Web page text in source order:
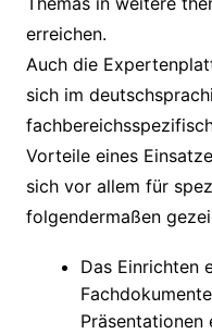
erreichen.
Auch die
sich im
Vorteile eines
sich vor allem für
folgendermaßen
Das Einrichten
Präsentationen